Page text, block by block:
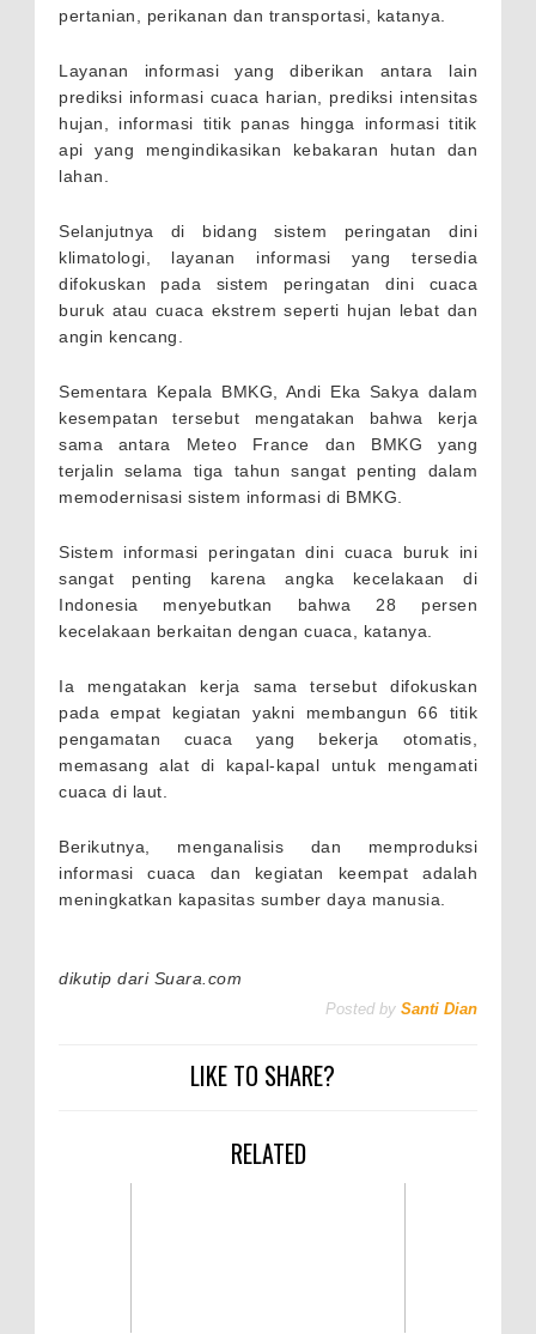
pertanian, perikanan dan transportasi, katanya.
Layanan informasi yang diberikan antara lain
prediksi informasi cuaca harian, prediksi intensitas
hujan, informasi titik panas hingga informasi titik
api yang mengindikasikan kebakaran hutan dan
lahan.
Selanjutnya di bidang sistem peringatan dini
klimatologi, layanan informasi yang tersedia
difokuskan pada sistem peringatan dini cuaca
buruk atau cuaca ekstrem seperti hujan lebat dan
angin kencang.
Sementara Kepala BMKG, Andi Eka Sakya dalam
kesempatan tersebut mengatakan bahwa kerja
sama antara Meteo France dan BMKG yang
terjalin selama tiga tahun sangat penting dalam
memodernisasi sistem informasi di BMKG.
Sistem informasi peringatan dini cuaca buruk ini
sangat penting karena angka kecelakaan di
Indonesia menyebutkan bahwa 28 persen
kecelakaan berkaitan dengan cuaca, katanya.
Ia mengatakan kerja sama tersebut difokuskan
pada empat kegiatan yakni membangun 66 titik
pengamatan cuaca yang bekerja otomatis,
memasang alat di kapal-kapal untuk mengamati
cuaca di laut.
Berikutnya, menganalisis dan memproduksi
informasi cuaca dan kegiatan keempat adalah
meningkatkan kapasitas sumber daya manusia.
dikutip dari Suara.com
Posted by Santi Dian
LIKE TO SHARE?
RELATED